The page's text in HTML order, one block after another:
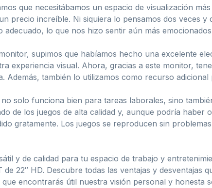
que necesitábamos un espacio de visualización
precio increíble. Ni siquiera lo pensamos dos veces
adecuado, lo que nos hizo sentir aún más
supimos que habíamos hecho una excelente
experiencia visual. Ahora, gracias a este monitor,
Además, también lo utilizamos como recurso adicional
solo funciona bien para tareas laborales, sino
de los juegos de alta calidad y, aunque podría haber
gratamente. Los juegos se reproducen sin
y de calidad para tu espacio de trabajo y
22″ HD. Descubre todas las ventajas y desventajas
encontrarás útil nuestra visión personal y honesta